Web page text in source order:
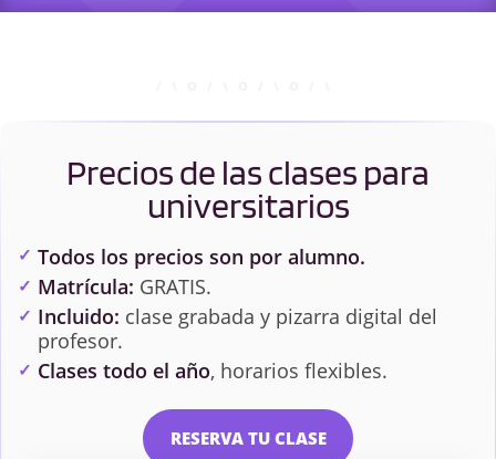
Precios de las clases para
universitarios
Todos los precios son por alumno.
Matrícula: GRATIS.
Incluido: clase grabada y pizarra digital del
profesor.
Clases todo el año, horarios flexibles.
RESERVA TU CLASE